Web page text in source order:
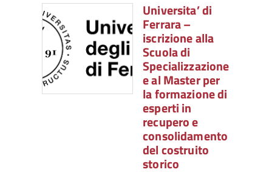
Universita’ di
Ferrara –
iscrizione alla
Scuola di
Specializzazione
e al Master per
la formazione di
esperti in
recupero e
consolidamento
del costruito
storico